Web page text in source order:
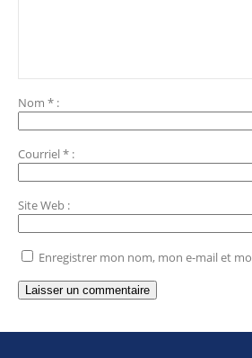
Nom * :
Courriel * :
Site Web :
Enregistrer mon nom, mon e-mail et